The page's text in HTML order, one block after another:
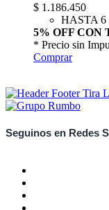
$ 1.186.450
HASTA 6
5% OFF CON
* Precio sin
Comprar
Seguinos en Redes